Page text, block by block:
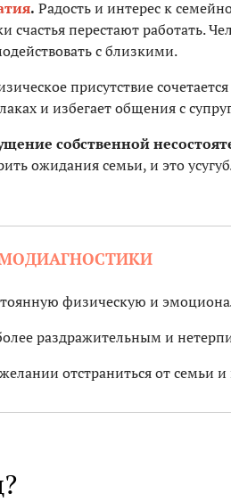
. Радость и интерес к
перестают работать.
с близкими.
присутствие
и избегает общения с
собственной
ожидания семьи, и это
физическую и
раздражительным и
отстраниться от семьи